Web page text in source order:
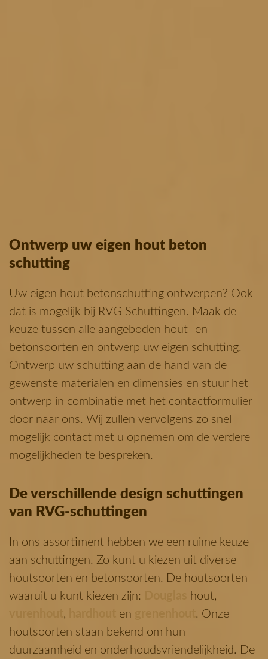
Ontwerp uw eigen hout beton
schutting
Uw eigen hout betonschutting ontwerpen? Ook
dat is mogelijk bij RVG Schuttingen. Maak de
keuze tussen alle aangeboden hout- en
betonsoorten en ontwerp uw eigen schutting.
Ontwerp uw schutting aan de hand van de
gewenste materialen en dimensies en stuur het
ontwerp in combinatie met het contactformulier
door naar ons. Wij zullen vervolgens zo snel
mogelijk contact met u opnemen om de verdere
mogelijkheden te bespreken.
De verschillende design schuttingen
van RVG-schuttingen
In ons assortiment hebben we een ruime keuze
aan schuttingen. Zo kunt u kiezen uit diverse
houtsoorten en betonsoorten. De houtsoorten
waaruit u kunt kiezen zijn:
hout,
, en
. Onze
houtsoorten staan bekend om hun
duurzaamheid en onderhoudsvriendelijkheid. De